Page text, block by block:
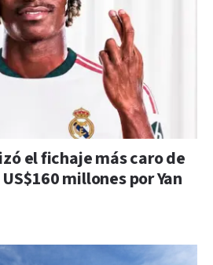
el fichaje más caro de
millones por Yan